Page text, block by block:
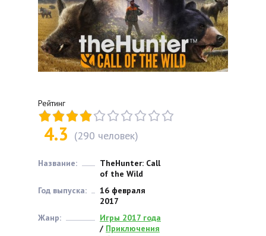
Рейтинг
4.3 (290 человек)
Название:
TheHunter: Call
of the Wild
Год выпуска:
16 февраля
2017
Жанр:
Игры 2017 года
/ Приключения